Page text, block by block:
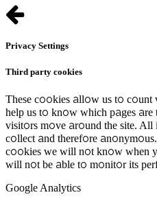
Privacy Settings
Third party cookies
These cookies allow us to count
help us to know which pages
visitors move around the site.
collect and therefore
cookies we will not know when
will not be able to monitor its
Google Analytics